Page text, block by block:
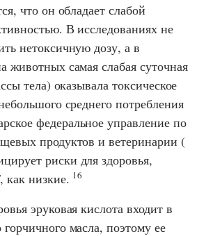
что он обладает слабой
В исследованиях не
нетоксичную дозу, а в
животных самая слабая суточная
тела) оказывала токсическое
среднего потребления
федеральное управление по
продуктов и ветеринарии (
риски для здоровья,
как низкие. 16
эруковая кислота входит в
масла, поэтому ее